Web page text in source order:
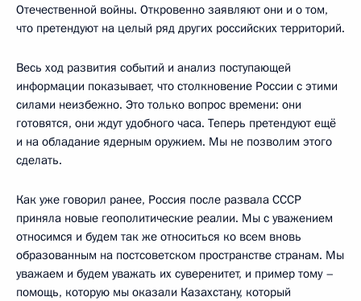
Отечественной войны. Откровенно заявляют они и о том,
что претендуют на целый ряд других российских территорий.
Весь ход развития событий и анализ поступающей
информации показывает, что столкновение России с этими
силами неизбежно. Это только вопрос времени: они
готовятся, они ждут удобного часа. Теперь претендуют ещё
и на обладание ядерным оружием. Мы не позволим этого
сделать.
Как уже говорил ранее, Россия после развала СССР
приняла новые геополитические реалии. Мы с уважением
относимся и будем так же относиться ко всем вновь
образованным на постсоветском пространстве странам. Мы
уважаем и будем уважать их суверенитет, и пример тому –
помощь, которую мы оказали Казахстану, который